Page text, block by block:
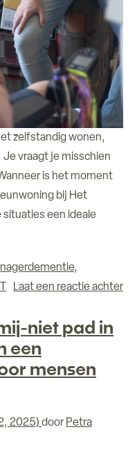
zelfstandig wonen,
Je vraagt je misschien
is het moment
bij Het
situaties een ideale
,
Laat een reactie achter
niet pad in
een
mensen
2025) door Petra